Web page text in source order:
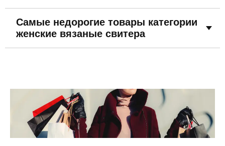
Самые недорогие товары категории
женские вязаные свитера